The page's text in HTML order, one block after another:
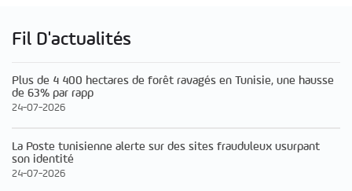
Fil D'actualités
Plus de 4 400 hectares de forêt ravagés en Tunisie, une hausse
de 63% par rapp
24-07-2026
La Poste tunisienne alerte sur des sites frauduleux usurpant
son identité
24-07-2026